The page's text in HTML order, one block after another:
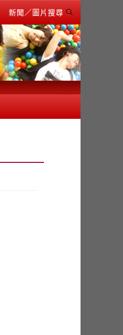
新聞／圖片搜尋